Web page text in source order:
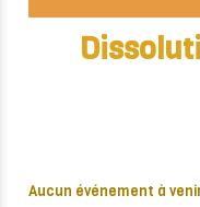
Aucun événement à